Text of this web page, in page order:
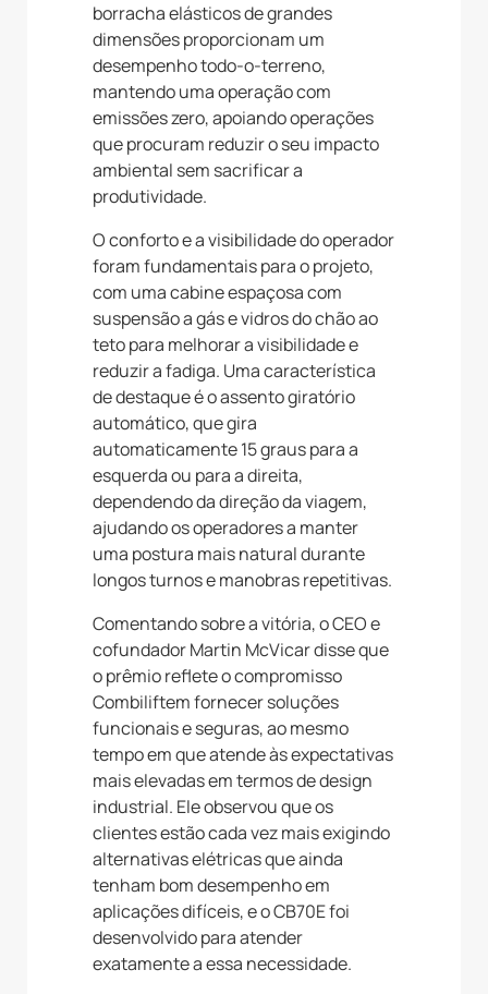
borracha elásticos de grandes
dimensões proporcionam um
desempenho todo-o-terreno,
mantendo uma operação com
emissões zero, apoiando operações
que procuram reduzir o seu impacto
ambiental sem sacrificar a
produtividade.
O conforto e a visibilidade do operador
foram fundamentais para o projeto,
com uma cabine espaçosa com
suspensão a gás e vidros do chão ao
teto para melhorar a visibilidade e
reduzir a fadiga. Uma característica
de destaque é o assento giratório
automático, que gira
automaticamente 15 graus para a
esquerda ou para a direita,
dependendo da direção da viagem,
ajudando os operadores a manter
uma postura mais natural durante
longos turnos e manobras repetitivas.
Comentando sobre a vitória, o CEO e
cofundador Martin McVicar disse que
o prêmio reflete o compromisso
Combiliftem fornecer soluções
funcionais e seguras, ao mesmo
tempo em que atende às expectativas
mais elevadas em termos de design
industrial. Ele observou que os
clientes estão cada vez mais exigindo
alternativas elétricas que ainda
tenham bom desempenho em
aplicações difíceis, e o CB70E foi
desenvolvido para atender
exatamente a essa necessidade.